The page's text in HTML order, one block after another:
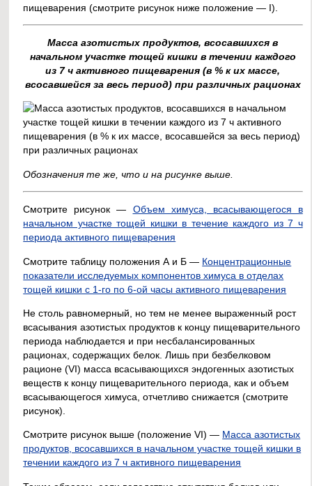
пищеварения (смотрите рисунок ниже положение — I).
Масса азотистых продуктов, всосавшихся в
начальном участке тощей кишки в течении каждого
из 7 ч активного пищеварения (в % к их массе,
всосавшейся за весь период) при различных рационах
Обозначения те же, что и на рисунке выше.
Смотрите рисунок — Объем химуса, всасывающегося в
начальном участке тощей кишки в течение каждого из 7 ч
периода активного пищеварения
Смотрите таблицу положения А и Б — Концентрационные
показатели исследуемых компонентов химуса в отделах
тощей кишки с 1-го по 6-ой часы активного пищеварения
Не столь равномерный, но тем не менее выраженный рост
всасывания азотистых продуктов к концу пищеварительного
периода наблюдается и при несбалансированных
рационах, содержащих белок. Лишь при безбелковом
рационе (VI) масса всасывающихся эндогенных азотистых
веществ к концу пищеварительного периода, как и объем
всасывающегося химуса, отчетливо снижается (смотрите
рисунок).
Смотрите рисунок выше (положение VI) — Масса азотистых
продуктов, всосавшихся в начальном участке тощей кишки в
течении каждого из 7 ч активного пищеварения